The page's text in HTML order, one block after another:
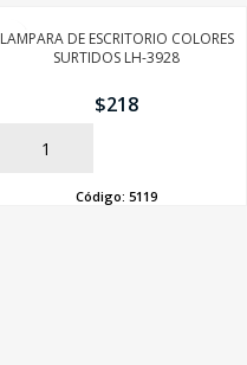
LAMPARA DE ESCRITORIO COLORES
SURTIDOS LH-3928
$218
AÑADIR
Código: 5119